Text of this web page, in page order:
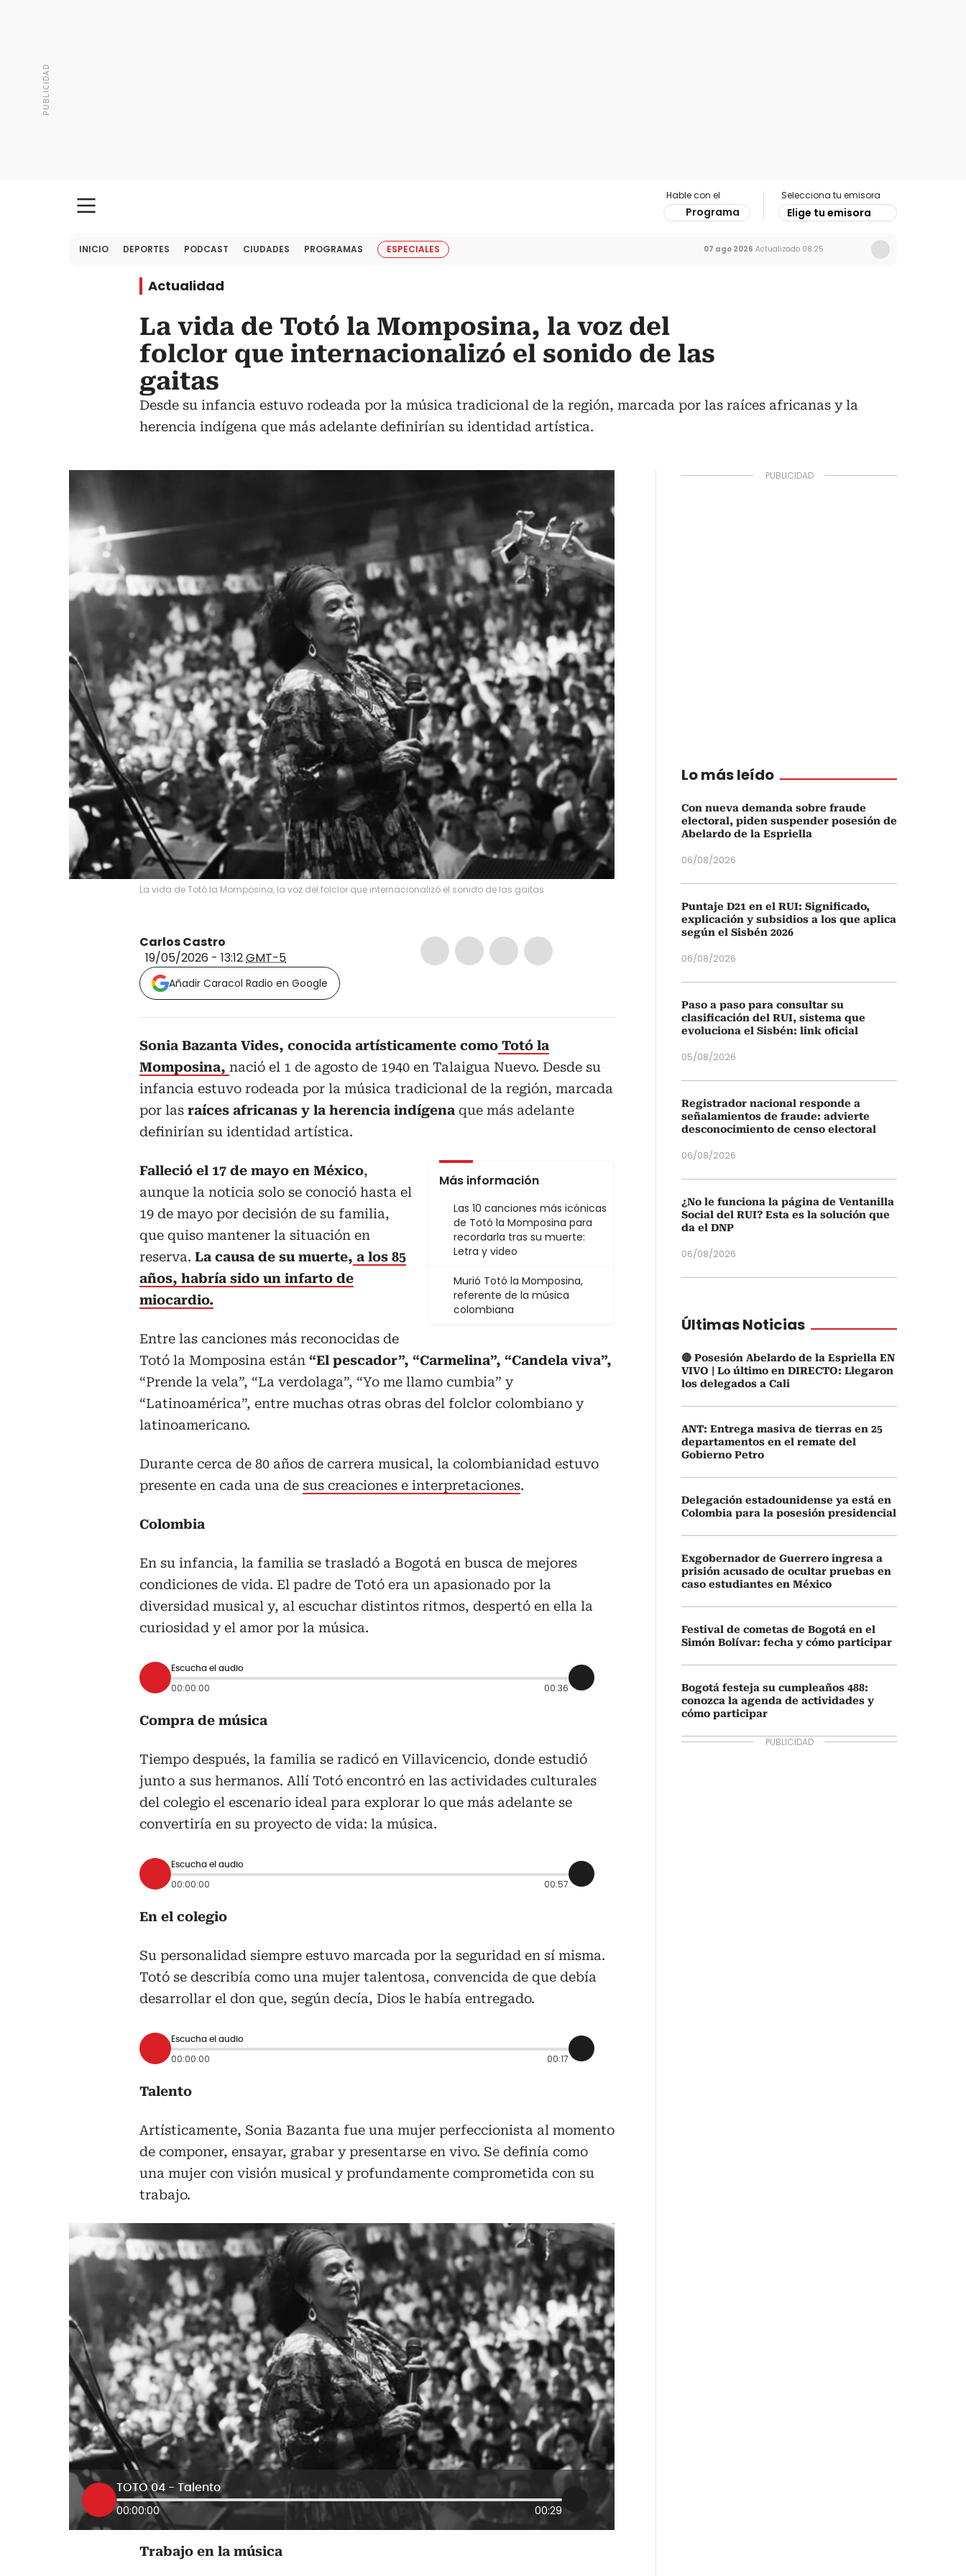
Hable con el
Programa
Selecciona tu emisora
Elige tu emisora
INICIO DEPORTES PODCAST CIUDADES PROGRAMAS ESPECIALES 07 ago 2026 Actualizado 08:25
Actualidad
La vida de Totó la Momposina, la voz del
folclor que internacionalizó el sonido de las
gaitas
Desde su infancia estuvo rodeada por la música tradicional de la región, marcada por las raíces africanas y la
herencia indígena que más adelante definirían su identidad artística.
La vida de Totó la Momposina, la voz del folclor que internacionalizó el sonido de las gaitas
Carlos Castro
19/05/2026 - 13:12GMT-5
Añadir Caracol Radio en Google
Sonia Bazanta Vides, conocida artísticamente como Totó la
Momposina, nació el 1 de agosto de 1940 en Talaigua Nuevo. Desde su
infancia estuvo rodeada por la música tradicional de la región, marcada
por las raíces africanas y la herencia indígena que más adelante
definirían su identidad artística.
Más información
Las 10 canciones más icónicas
de Totó la Momposina para
recordarla tras su muerte:
Letra y video
Murió Totó la Momposina,
referente de la música
colombiana
Falleció el 17 de mayo en México,
aunque la noticia solo se conoció hasta el
19 de mayo por decisión de su familia,
que quiso mantener la situación en
reserva. La causa de su muerte, a los 85
años, habría sido un infarto de
miocardio.
Entre las canciones más reconocidas de
Totó la Momposina están “El pescador”, “Carmelina”, “Candela viva”,
“Prende la vela”, “La verdolaga”, “Yo me llamo cumbia” y
“Latinoamérica”, entre muchas otras obras del folclor colombiano y
latinoamericano.
Durante cerca de 80 años de carrera musical, la colombianidad estuvo
presente en cada una de sus creaciones e interpretaciones.
Colombia
En su infancia, la familia se trasladó a Bogotá en busca de mejores
condiciones de vida. El padre de Totó era un apasionado por la
diversidad musical y, al escuchar distintos ritmos, despertó en ella la
curiosidad y el amor por la música.
Escucha el audio
00:00:00 00:36
Compra de música
Tiempo después, la familia se radicó en Villavicencio, donde estudió
junto a sus hermanos. Allí Totó encontró en las actividades culturales
del colegio el escenario ideal para explorar lo que más adelante se
convertiría en su proyecto de vida: la música.
Escucha el audio
00:00:00 00:57
En el colegio
Su personalidad siempre estuvo marcada por la seguridad en sí misma.
Totó se describía como una mujer talentosa, convencida de que debía
desarrollar el don que, según decía, Dios le había entregado.
Escucha el audio
00:00:00 00:17
Talento
Artísticamente, Sonia Bazanta fue una mujer perfeccionista al momento
de componer, ensayar, grabar y presentarse en vivo. Se definía como
una mujer con visión musical y profundamente comprometida con su
trabajo.
TOTO 04 - Talento
00:00:00 00:29
Trabajo en la música
Lo más leído
Con nueva demanda sobre fraude
electoral, piden suspender posesión de
Abelardo de la Espriella
06/08/2026
Puntaje D21 en el RUI: Significado,
explicación y subsidios a los que aplica
según el Sisbén 2026
06/08/2026
Paso a paso para consultar su
clasificación del RUI, sistema que
evoluciona el Sisbén: link oficial
05/08/2026
Registrador nacional responde a
señalamientos de fraude: advierte
desconocimiento de censo electoral
06/08/2026
¿No le funciona la página de Ventanilla
Social del RUI? Esta es la solución que
da el DNP
06/08/2026
Últimas Noticias
🔴 Posesión Abelardo de la Espriella EN
VIVO | Lo último en DIRECTO: Llegaron
los delegados a Cali
ANT: Entrega masiva de tierras en 25
departamentos en el remate del
Gobierno Petro
Delegación estadounidense ya está en
Colombia para la posesión presidencial
Exgobernador de Guerrero ingresa a
prisión acusado de ocultar pruebas en
caso estudiantes en México
Festival de cometas de Bogotá en el
Simón Bolívar: fecha y cómo participar
Bogotá festeja su cumpleaños 488:
conozca la agenda de actividades y
cómo participar